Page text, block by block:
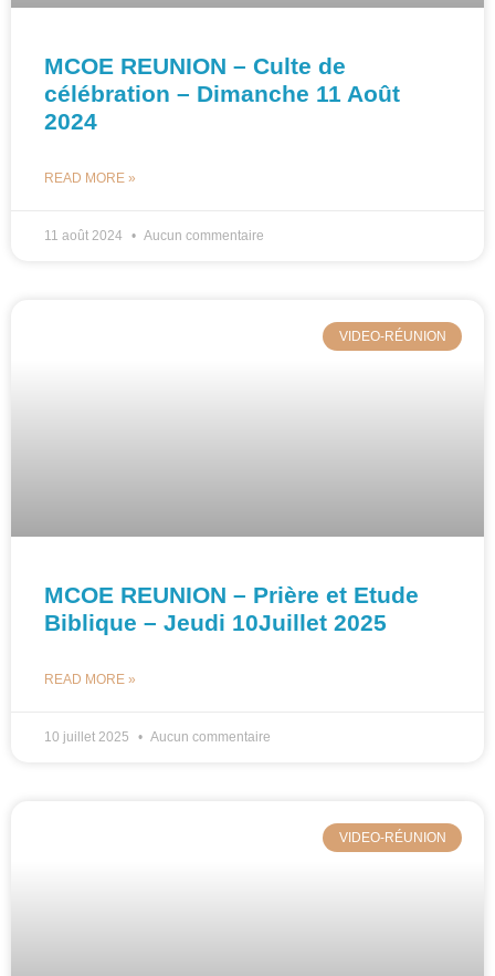
MCOE REUNION – Culte de
célébration – Dimanche 11 Août
2024
READ MORE »
11 août 2024 Aucun commentaire
VIDEO-RÉUNION
MCOE REUNION – Prière et Etude
Biblique – Jeudi 10Juillet 2025
READ MORE »
10 juillet 2025 Aucun commentaire
VIDEO-RÉUNION